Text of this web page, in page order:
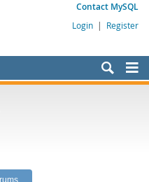
Contact MySQL
Login | Register